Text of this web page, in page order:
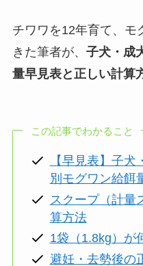
チワワを12年育て、モ
きた筆者が、 子犬・成
量早見表と正しい計算
この記事でわかること
【早見表】子
別モグワン給餌
スクープ（計量
算方法
1袋（1.8kg）が
避妊・去勢後の